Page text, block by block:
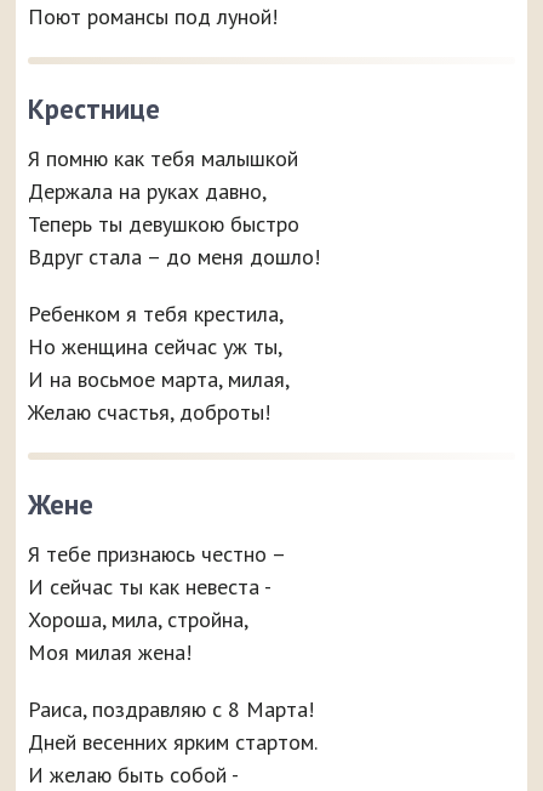
Поют романсы под луной!
Крестнице
Я помню как тебя малышкой
Держала на руках давно,
Теперь ты девушкою быстро
Вдруг стала – до меня дошло!
Ребенком я тебя крестила,
Но женщина сейчас уж ты,
И на восьмое марта, милая,
Желаю счастья, доброты!
Жене
Я тебе признаюсь честно –
И сейчас ты как невеста -
Хороша, мила, стройна,
Моя милая жена!
Раиса, поздравляю с 8 Марта!
Дней весенних ярким стартом.
И желаю быть собой -